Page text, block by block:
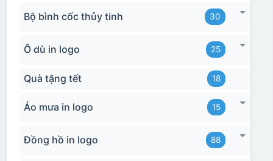
Bộ bình cốc thủy tinh 30
Ô dù in logo 25
Quà tặng tết 18
Áo mưa in logo 15
Đồng hồ in logo 88